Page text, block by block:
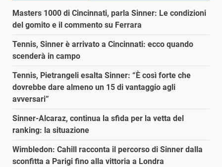
Masters 1000 di Cincinnati, parla Sinner: Le condizioni
del gomito e il commento su Ferrara
Tennis, Sinner è arrivato a Cincinnati: ecco quando
scenderà in campo
Tennis, Pietrangeli esalta Sinner: “È così forte che
dovrebbe dare almeno un 15 di vantaggio agli
avversari”
Sinner-Alcaraz, continua la sfida per la vetta del
ranking: la situazione
Wimbledon: Cahill racconta il percorso di Sinner dalla
sconfitta a Parigi fino alla vittoria a Londra